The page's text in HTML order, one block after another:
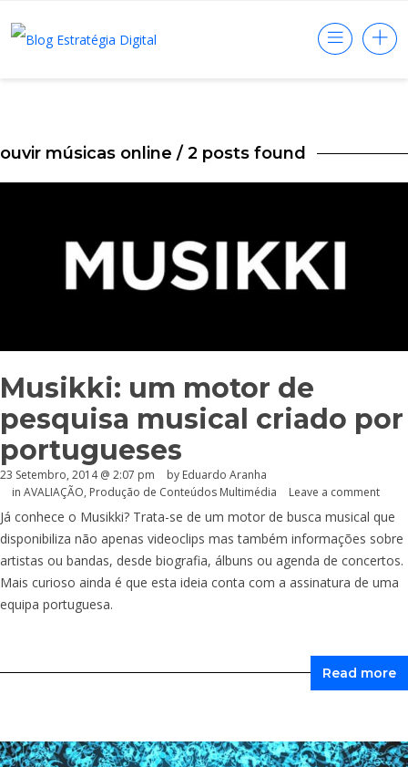
ouvir músicas online / 2 posts found
Musikki: um motor de
pesquisa musical criado por
portugueses
23 Setembro, 2014 @ 2:07 pm by Eduardo Aranha
in AVALIAÇÃO, Produção de Conteúdos Multimédia Leave a comment
Já conhece o Musikki? Trata-se de um motor de busca musical que
disponibiliza não apenas videoclips mas também informações sobre
artistas ou bandas, desde biografia, álbuns ou agenda de concertos.
Mais curioso ainda é que esta ideia conta com a assinatura de uma
equipa portuguesa.
Read more